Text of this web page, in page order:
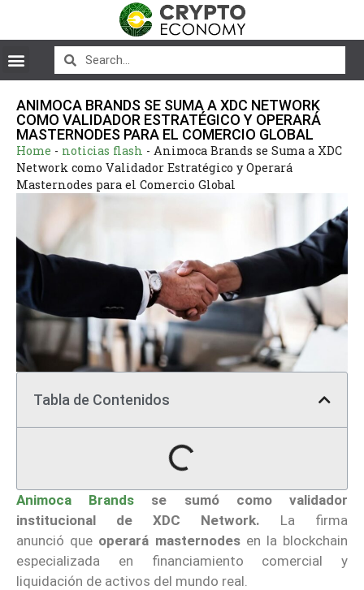
ANIMOCA BRANDS SE SUMA A XDC NETWORK
COMO VALIDADOR ESTRATÉGICO Y OPERARÁ
MASTERNODES PARA EL COMERCIO GLOBAL
Home - noticias flash - Animoca Brands se Suma a XDC
Network como Validador Estratégico y Operará
Masternodes para el Comercio Global
Tabla de Contenidos
Animoca Brands
se sumó como validador
institucional de XDC Network. La firma
anunció que operará masternodesen la blockchain
especializada en financiamiento comercial y
liquidación de activos del mundo real.